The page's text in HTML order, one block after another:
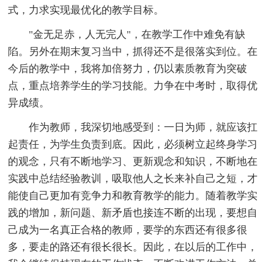
式，力求实现最优化的教学目标。
"金无足赤，人无完人"，在教学工作中难免有缺
陷。另外在期末复习当中，抓得还不是很落实到位。在
今后的教学中，我将加倍努力，仍以素质教育为突破
点，重点培养学生的学习技能。力争在中考时，取得优
异成绩。
作为教师，我深切地感受到：一日为师，就应该扛
起责任，为学生负责到底。因此，必须树立起终身学习
的观念，只有不断地学习、更新观念和知识，不断地在
实践中总结经验教训，吸取他人之长来补自己之短，才
能使自己更加有竞争力和教育教学的能力。随着教学实
践的增加，新问题、新矛盾也接连不断的出现，要想自
己成为一名真正合格的教师，要学的东西还有很多很
多，要走的路还有很长很长。因此，在以后的工作中，